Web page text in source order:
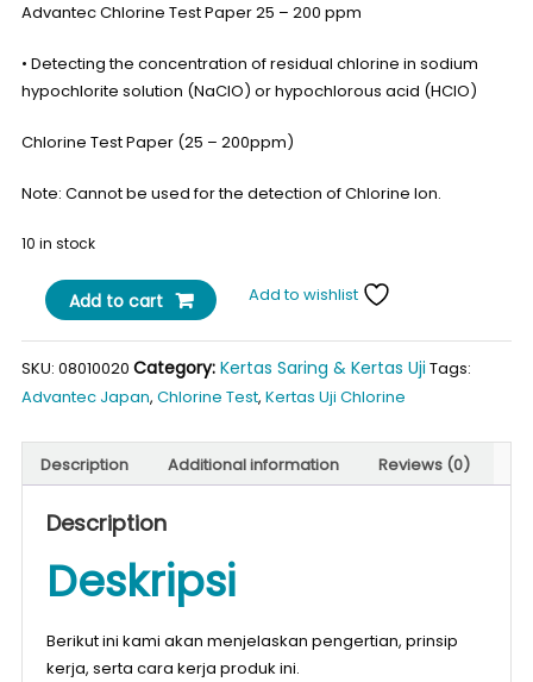
Rp832.500.
Advantec Chlorine Test Paper 25 – 200 ppm
• Detecting the concentration of residual chlorine in sodium
hypochlorite solution (NaClO) or hypochlorous acid (HClO)
Chlorine Test Paper (25 – 200ppm)
Note: Cannot be used for the detection of Chlorine Ion.
10 in stock
Advantec
Chlorine
Test
Paper
25
200
ppm
quantity
Add to cart Add to wishlist
SKU: 08010020 Category: Kertas Saring & Kertas Uji Tags:
Advantec Japan, Chlorine Test, Kertas Uji Chlorine
Description Additional information Reviews (0)
Description
Deskripsi
Berikut ini kami akan menjelaskan pengertian, prinsip
kerja, serta cara kerja produk ini.